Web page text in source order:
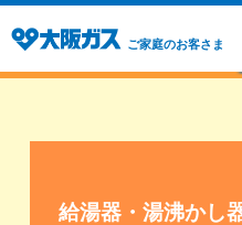
ご家庭のお客さま
給湯器・湯沸かし